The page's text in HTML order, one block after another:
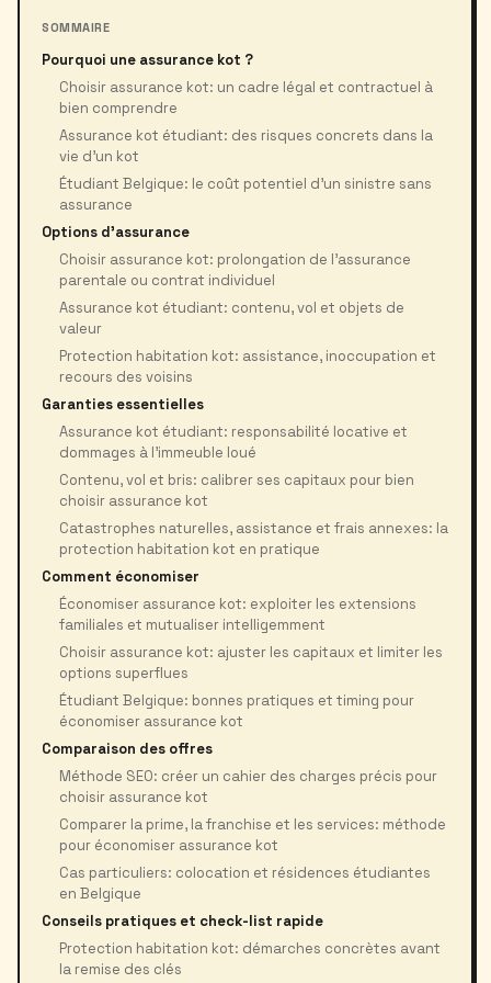
SOMMAIRE
Pourquoi une assurance kot ?
Choisir assurance kot: un cadre légal et contractuel à
bien comprendre
Assurance kot étudiant: des risques concrets dans la
vie d’un kot
Étudiant Belgique: le coût potentiel d’un sinistre sans
assurance
Options d'assurance
Choisir assurance kot: prolongation de l’assurance
parentale ou contrat individuel
Assurance kot étudiant: contenu, vol et objets de
valeur
Protection habitation kot: assistance, inoccupation et
recours des voisins
Garanties essentielles
Assurance kot étudiant: responsabilité locative et
dommages à l’immeuble loué
Contenu, vol et bris: calibrer ses capitaux pour bien
choisir assurance kot
Catastrophes naturelles, assistance et frais annexes: la
protection habitation kot en pratique
Comment économiser
Économiser assurance kot: exploiter les extensions
familiales et mutualiser intelligemment
Choisir assurance kot: ajuster les capitaux et limiter les
options superflues
Étudiant Belgique: bonnes pratiques et timing pour
économiser assurance kot
Comparaison des offres
Méthode SEO: créer un cahier des charges précis pour
choisir assurance kot
Comparer la prime, la franchise et les services: méthode
pour économiser assurance kot
Cas particuliers: colocation et résidences étudiantes
en Belgique
Conseils pratiques et check-list rapide
Protection habitation kot: démarches concrètes avant
la remise des clés